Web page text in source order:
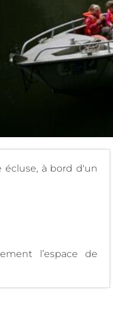
écluse, à bord d'un
l’espace de